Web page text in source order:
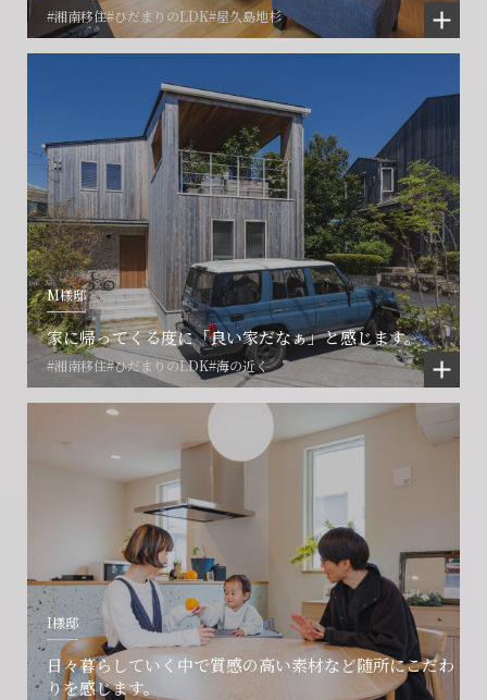
#湘南移住#ひだまりのLDK#屋久島地杉
M様邸
家に帰ってくる度に「良い家だなぁ」と感じます。
#湘南移住#ひだまりのLDK#海の近く
I様邸
日々暮らしていく中で質感の高い素材など随所にこだわ
りを感じます。